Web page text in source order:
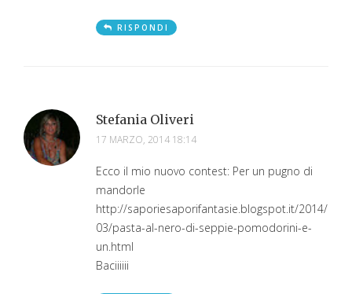
RISPONDI
Stefania Oliveri
17 MARZO, 2014 18:14
Ecco il mio nuovo contest: Per un pugno di
mandorle
http://saporiesaporifantasie.blogspot.it/2014/
03/pasta-al-nero-di-seppie-pomodorini-e-
un.html
Baciiiiii